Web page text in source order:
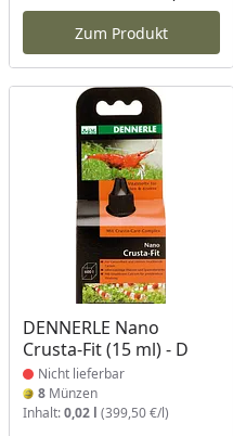
Zum Produkt
DENNERLE Nano
Crusta-Fit (15 ml) - D
Produkt nicht lieferbar
Nicht lieferbar
8 Münzen
Inhalt:0,02 l (399,50 €/l)